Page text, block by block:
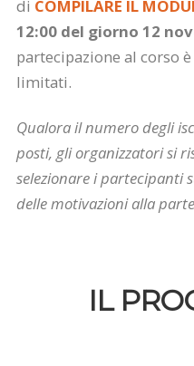
di COMPILARE IL
12:00 del giorno 12
partecipazione al corso
limitati.
Qualora il numero degli
posti, gli organizzatori si
selezionare i partecipanti
delle motivazioni alla
IL